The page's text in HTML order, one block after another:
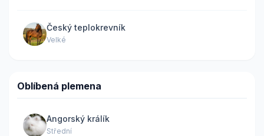
Český teplokrevník
Velké
Oblíbená plemena
Angorský králík
Střední